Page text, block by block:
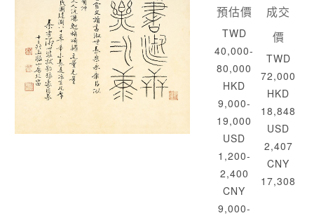
預估價
TWD
40,000-
80,000
HKD
9,000-
19,000
USD
1,200-
2,400
CNY
9,000-
成交
價
TWD
72,000
HKD
18,848
USD
2,407
CNY
17,308